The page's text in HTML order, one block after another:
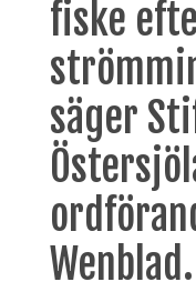
fiske
säger
Wenblad.